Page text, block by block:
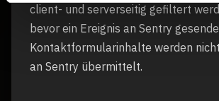
client- und serverseitig gefiltert
bevor ein Ereignis an Sentry
Kontaktformularinhalte werden
an Sentry übermittelt.